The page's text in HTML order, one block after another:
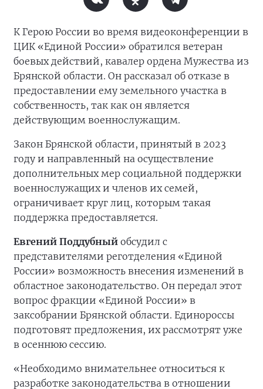
К Герою России во время видеоконференции в
ЦИК «Единой России» обратился ветеран
боевых действий, кавалер ордена Мужества из
Брянской области. Он рассказал об отказе в
предоставлении ему земельного участка в
собственность, так как он является
действующим военнослужащим.
Закон Брянской области, принятый в 2023
году и направленный на осуществление
дополнительных мер социальной поддержки
военнослужащих и членов их семей,
ограничивает круг лиц, которым такая
поддержка предоставляется.
Евгений Поддубный обсудил с
представителями реготделения «Единой
России» возможность внесения изменений в
областное законодательство. Он передал этот
вопрос фракции «Единой России» в
заксобрании Брянской области. Единороссы
подготовят предложения, их рассмотрят уже
в осеннюю сессию.
«Необходимо внимательнее относиться к
разработке законодательства в отношении